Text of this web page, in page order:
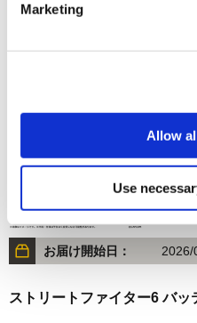
Marketing
Allow
Use
お届け開始日：
お届け開始日： 2026/
ストリートファイター6 バ